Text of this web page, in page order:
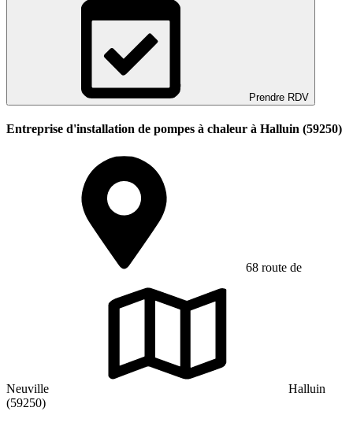
Prendre RDV
Entreprise d'installation de pompes à chaleur à Halluin (59250)
68 route de
Neuville
Halluin
(59250)